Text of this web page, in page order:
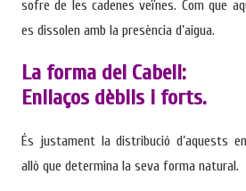
sofre de les cadenes veïnes. Com que
es dissolen amb la presència d’aigua.
La forma del Cabell:
Enllaços dèbils i forts.
És justament la distribució d’aquests
allò que determina la seva forma natural.